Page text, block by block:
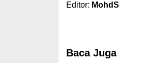
Editor: MohdS
Baca Juga